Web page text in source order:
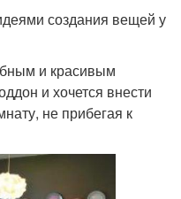
создания вещей у
и красивым
и хочется внести
не прибегая к